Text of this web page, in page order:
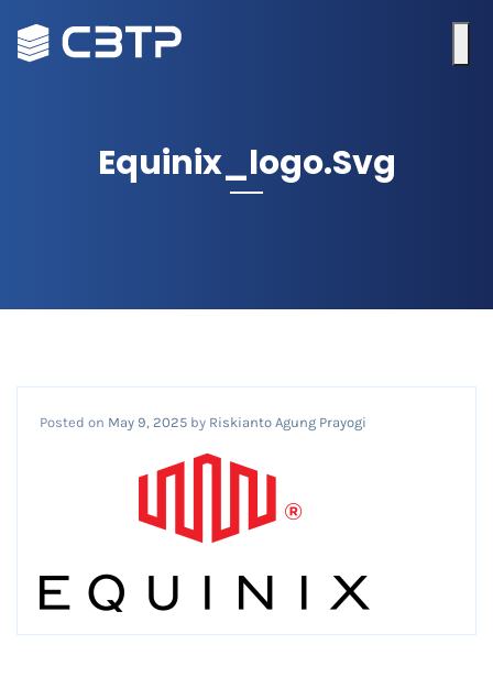
Equinix_logo.svg
Posted on May 9, 2025 by Riskianto Agung Prayogi